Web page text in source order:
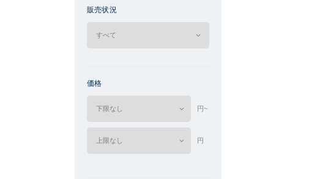
販売状況
価格
円~
円